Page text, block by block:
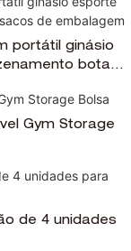
portátil ginásio
botas
Gym Storage
de 4 unidades